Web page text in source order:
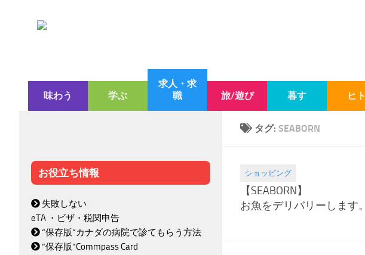
味わう 学ぶ
求人・求
職
旅/遊び 暮す ヒト
タグ: SEABORN
ショッピング
2020.06.30
【SEABORN】
お魚をデリバリーします。
お役立ち情報
失敗しない
eTA ・ビザ・税関申告
“保存版”カナダの病院で診てもらう方法
“保存版”Commpass Card